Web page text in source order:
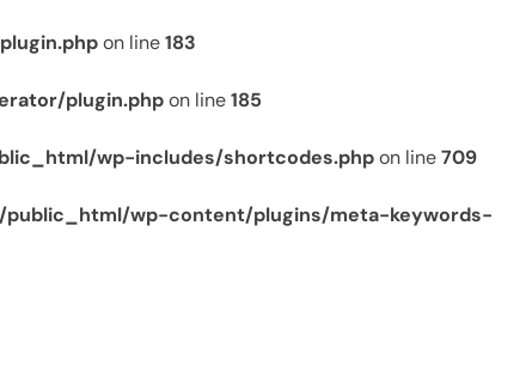
on line183
plugin.phpon line185
wp-includes/shortcodes.phpon line709
public_html/wp-content/plugins/meta-keywords-